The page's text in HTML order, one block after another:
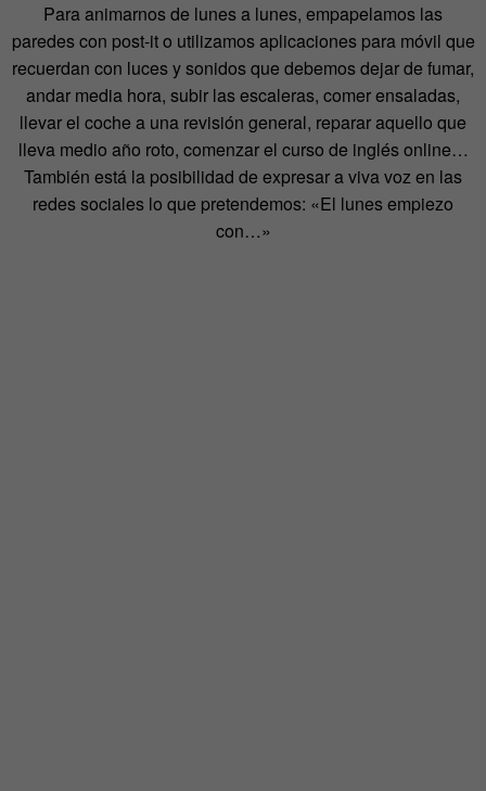
Para animarnos de lunes a lunes, empapelamos las
paredes con post-it o utilizamos aplicaciones para móvil que
recuerdan con luces y sonidos que debemos dejar de fumar,
andar media hora, subir las escaleras, comer ensaladas,
llevar el coche a una revisión general, reparar aquello que
lleva medio año roto, comenzar el curso de inglés online…
También está la posibilidad de expresar a viva voz en las
redes sociales lo que pretendemos: «El lunes empiezo
con…»